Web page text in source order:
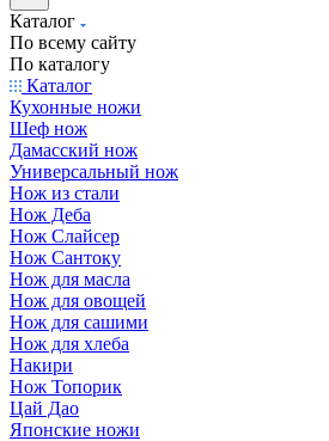
Каталог
По всему сайту
По каталогу
Каталог
Кухонные ножи
Шеф нож
Дамасский нож
Универсальный нож
Нож из стали
Нож Деба
Нож Слайсер
Нож Сантоку
Нож для масла
Нож для овощей
Нож для сашими
Нож для хлеба
Накири
Нож Топорик
Цай Дао
Японские ножи